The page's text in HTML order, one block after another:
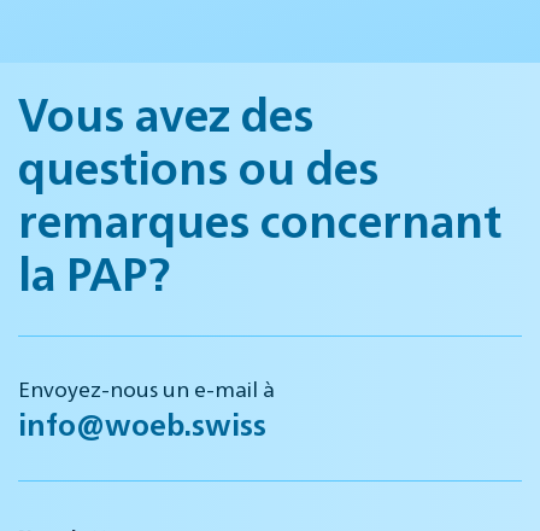
Vous avez des
questions ou des
remarques concernant
la PAP?
Envoyez-nous un e-mail à
info@woeb.swiss